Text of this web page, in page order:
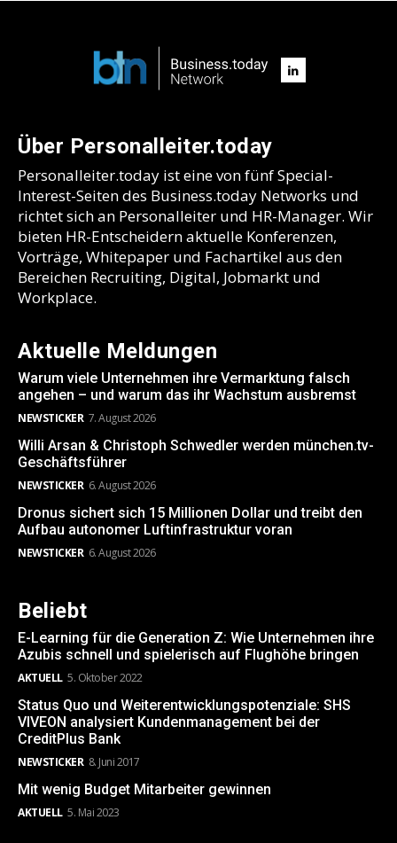
Über Personalleiter.today
Personalleiter.today ist eine von fünf Special-
Interest-Seiten des Business.today Networks und
richtet sich an Personalleiter und HR-Manager. Wir
bieten HR-Entscheidern aktuelle Konferenzen,
Vorträge, Whitepaper und Fachartikel aus den
Bereichen Recruiting, Digital, Jobmarkt und
Workplace.
Aktuelle Meldungen
Warum viele Unternehmen ihre Vermarktung falsch
angehen – und warum das ihr Wachstum ausbremst
NEWSTICKER 7. August 2026
Willi Arsan & Christoph Schwedler werden münchen.tv-
Geschäftsführer
NEWSTICKER 6. August 2026
Dronus sichert sich 15 Millionen Dollar und treibt den
Aufbau autonomer Luftinfrastruktur voran
NEWSTICKER 6. August 2026
Beliebt
E-Learning für die Generation Z: Wie Unternehmen ihre
Azubis schnell und spielerisch auf Flughöhe bringen
AKTUELL 5. Oktober 2022
Status Quo und Weiterentwicklungspotenziale: SHS
VIVEON analysiert Kundenmanagement bei der
CreditPlus Bank
NEWSTICKER 8. Juni 2017
Mit wenig Budget Mitarbeiter gewinnen
AKTUELL 5. Mai 2023